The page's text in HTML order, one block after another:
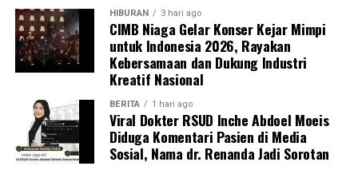
HIBURAN 3 hari ago
CIMB Niaga Gelar Konser Kejar Mimpi
untuk Indonesia 2026, Rayakan
Kebersamaan dan Dukung Industri
Kreatif Nasional
BERITA 1 hari ago
Viral Dokter RSUD Inche Abdoel Moeis
Diduga Komentari Pasien di Media
Sosial, Nama dr. Renanda Jadi Sorotan